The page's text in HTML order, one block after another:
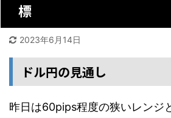
標
2023年6月14日
ドル円の見通し
昨日は60pips程度の狭いレンジ